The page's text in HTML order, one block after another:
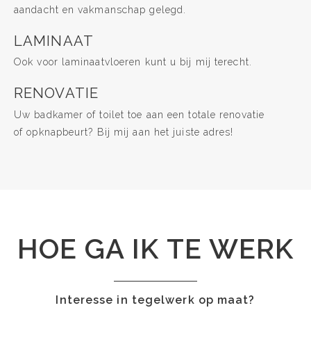
aandacht en vakmanschap gelegd.
LAMINAAT
Ook voor laminaatvloeren kunt u bij mij terecht.
RENOVATIE
Uw badkamer of toilet toe aan een totale renovatie
of opknapbeurt? Bij mij aan het juiste adres!
HOE GA IK TE WERK
Interesse in tegelwerk op maat?